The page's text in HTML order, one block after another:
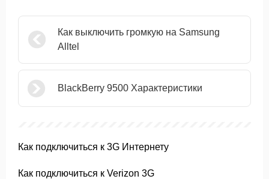
Как выключить громкую на Samsung
Alltel
BlackBerry 9500 Характеристики
Как подключиться к 3G Интернету
Как подключиться к Verizon 3G